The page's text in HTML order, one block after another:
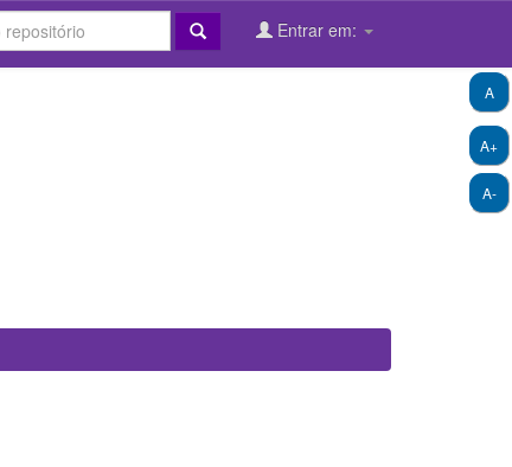
Entrar em:
A+
A-
A